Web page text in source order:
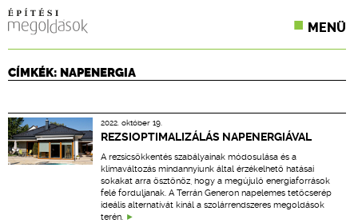
MENÜ
CPR TERMÉKKIÍRÁS
ÉPÍTÉSI JOG
ONLINE KÉPZÉSEK
CÍMKÉK: NAPENERGIA
2022. október 19.
REZSIOPTIMALIZÁLÁS NAPENERGIÁVAL
A rezsicsökkentés szabályainak módosulása és a
klímaváltozás mindannyiunk által érzékelhető hatásai
sokakat arra ösztönöz, hogy a megújuló energiaforrások
felé forduljanak. A Terrán Generon napelemes tetőcserép
ideális alternatívát kínál a szolárrendszeres megoldások
terén.